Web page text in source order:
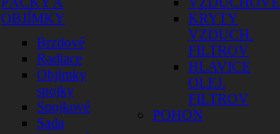
OBJÍMKY
Brzdové
Radiace
Objímky
spojky
Spojkové
Sada
KRYTY
VZDUCH.
FILTROV
HLAVICE
OLEJ.
FILTROV
POHON